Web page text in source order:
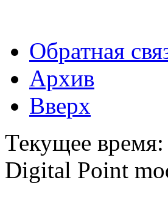
Обратная
Архив
Вверх
Текущее время:
Digital Point